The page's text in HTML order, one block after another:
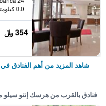
0.0 كيلومتر عن وسط المدينة
354 ﷼
شاهد المزيد من أهم الفنادق في
فنادق بالقرب من هرسك إتنو سيلو